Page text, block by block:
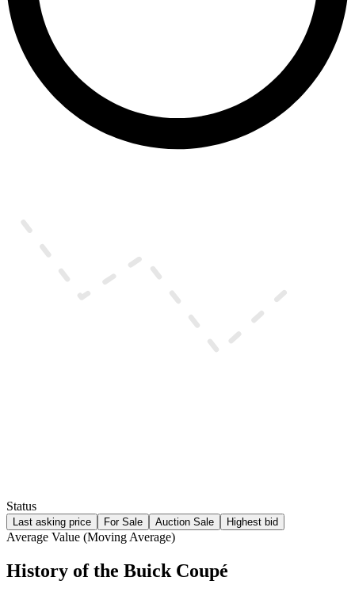
Status
Last asking price For Sale Auction Sale Highest bid
Average Value (Moving Average)
History of the Buick Coupé